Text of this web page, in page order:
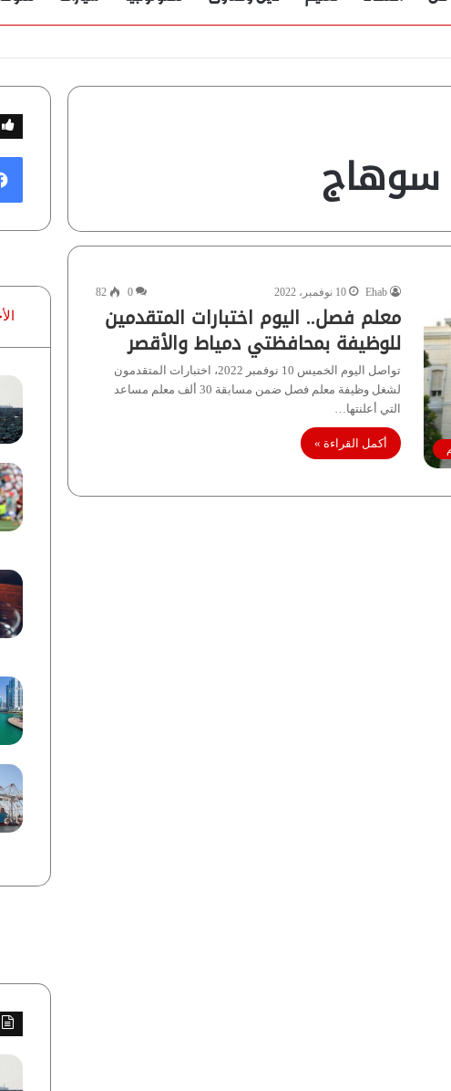
سوهاج
Ehab 10 نوفمبر، 2022 0
82
معلم فصل.. اليوم اختبارات المتقدمين
للوظيفة بمحافظتي دمياط والأقصر
تواصل اليوم الخميس 10 نوفمبر 2022، اختبارات المتقدمون
لشغل وظيفة معلم فصل ضمن مسابقة 30 ألف معلم مساعد
التي أعلنتها…
أكمل القراءة »